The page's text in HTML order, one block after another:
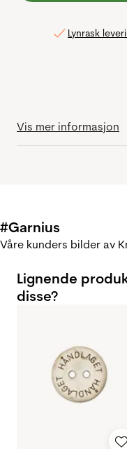
Lynrask
Vis mer informasjon
#Garnius
Våre kunders bilder av
Lignende
disse?